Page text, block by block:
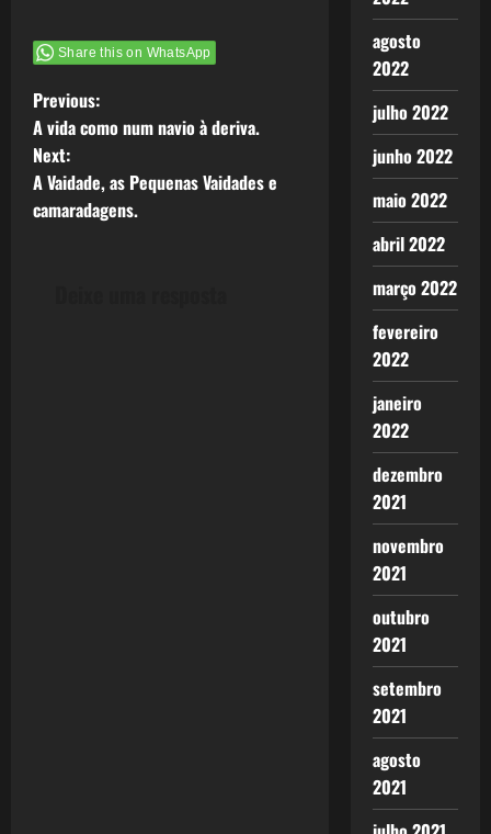
Share this on WhatsApp
P
o
s
Previous:
A vida como num navio à deriva.
Next:
A Vaidade, as Pequenas Vaidades e
camaradagens.
agosto
2022
julho 2022
junho 2022
maio 2022
abril 2022
março 2022
fevereiro
2022
janeiro
2022
dezembro
2021
novembro
2021
outubro
2021
setembro
2021
agosto
2021